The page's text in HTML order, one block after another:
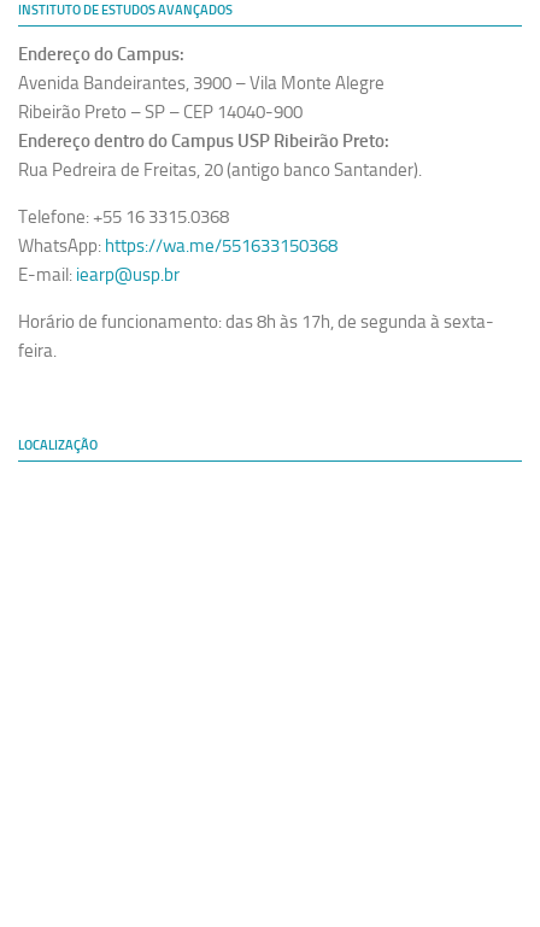
INSTITUTO DE ESTUDOS AVANÇADOS
Endereço do Campus:
Avenida Bandeirantes, 3900 – Vila Monte Alegre
Ribeirão Preto – SP – CEP 14040-900
Endereço dentro do Campus USP Ribeirão Preto:
Rua Pedreira de Freitas, 20 (antigo banco Santander).
Telefone: +55 16 3315.0368
WhatsApp: https://wa.me/551633150368
E-mail: iearp@usp.br
Horário de funcionamento: das 8h às 17h, de segunda à sexta-
feira.
LOCALIZAÇÃO